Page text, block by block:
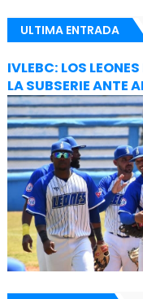
ULTIMA ENTRADA
IVLEBC: LOS
LA SUBSERIE ANTE